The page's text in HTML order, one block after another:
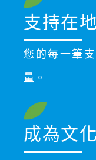
支持在
您的每一筆
量。
成為文